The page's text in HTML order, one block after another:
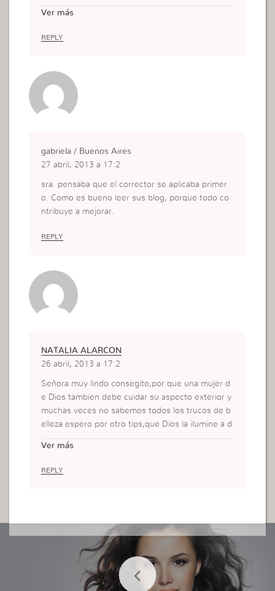
Ver más
REPLY
gabriela / Buenos Aires
27 abril, 2013 a 17:2
sra. pensaba que el corrector se aplicaba primer
o. Como es bueno leer sus blog, porque todo co
ntribuye a mejorar.
REPLY
NATALIA ALARCON
26 abril, 2013 a 17:2
Señora muy lindo consegito,por que una mujer d
e Dios tambien debe cuidar su aspecto exterior y
muchas veces no sabemos todos los trucos de b
elleza espero por otro tips,que Dios la ilumine a d
Ver más
REPLY